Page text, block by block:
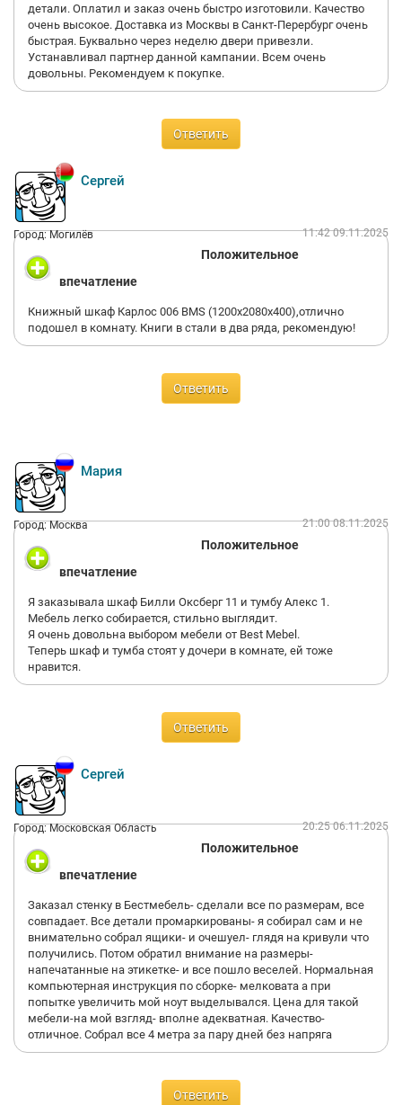
детали. Оплатил и заказ очень быстро изготовили. Качество
очень высокое. Доставка из Москвы в Санкт-Перербург очень
быстрая. Буквально через неделю двери привезли.
Устанавливал партнер данной кампании. Всем очень
довольны. Рекомендуем к покупке.
Ответить
Сергей
Город: Могилёв 11:42 09.11.2025
Положительное
впечатление
Книжный шкаф Карлос 006 BMS (1200х2080х400),отлично
подошел в комнату. Книги в стали в два ряда, рекомендую!
Ответить
Мария
Город: Москва 21:00 08.11.2025
Положительное
впечатление
Я заказывала шкаф Билли Оксберг 11 и тумбу Алекс 1.
Мебель легко собирается, стильно выглядит.
Я очень довольна выбором мебели от Best Mebel.
Теперь шкаф и тумба стоят у дочери в комнате, ей тоже
нравится.
Ответить
Сергей
Город: Московская Область 20:25 06.11.2025
Положительное
впечатление
Заказал стенку в Бестмебель- сделали все по размерам, все
совпадает. Все детали промаркированы- я собирал сам и не
внимательно собрал ящики- и очешуел- глядя на кривули что
получились. Потом обратил внимание на размеры-
напечатанные на этикетке- и все пошло веселей. Нормальная
компьютерная инструкция по сборке- мелковата а при
попытке увеличить мой ноут выделывался. Цена для такой
мебели-на мой взгляд- вполне адекватная. Качество-
отличное. Собрал все 4 метра за пару дней без напряга
Ответить